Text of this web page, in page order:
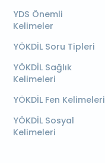
YDS Önemli
Kelimeler
YÖKDİL Soru Tipleri
YÖKDİL Sağlık
Kelimeleri
YÖKDİL Fen Kelimeleri
YÖKDİL Sosyal
Kelimeleri